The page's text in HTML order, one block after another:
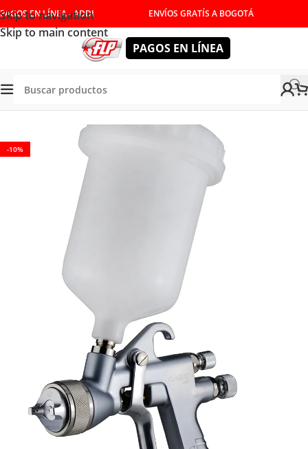
Skip to navigation
Skip to main content
PAGOS EN LÍNEA - ADDI ENVÍOS GRATÍS A BOGOTÁ
PAGOS EN LÍNEA
HERRAMIENTAS NEUMATICAS PISTOLAS PARA PINTAR
-10%